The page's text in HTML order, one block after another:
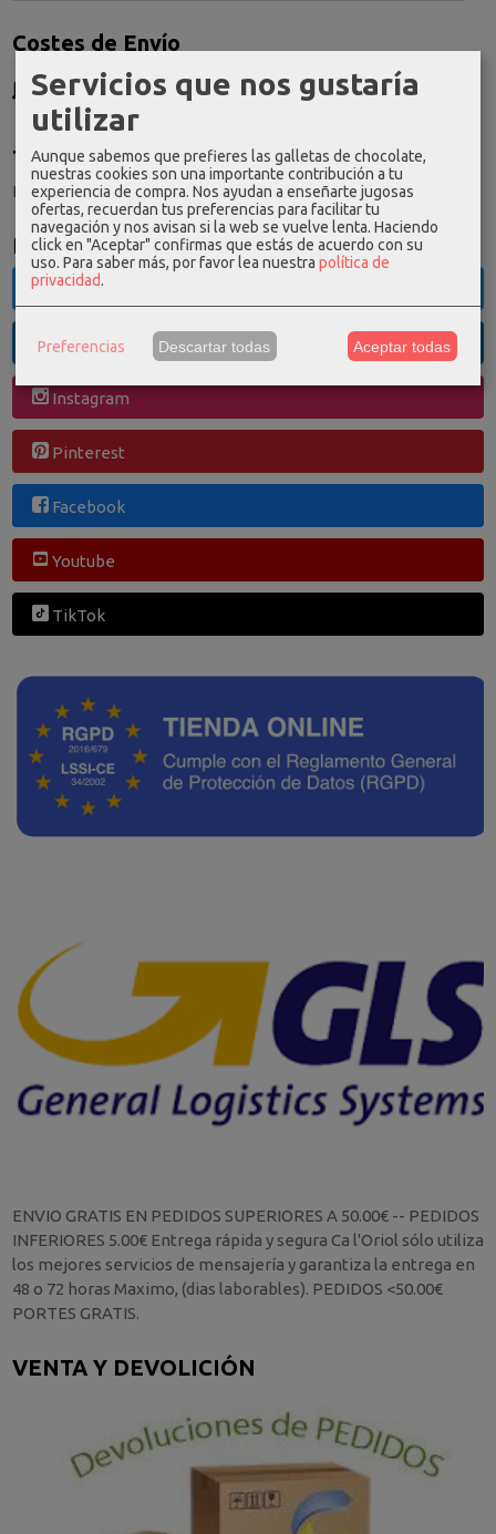
Costes de Envío
GRATIS *
Consultar Destinos
Tu Carrito (0)
El carrito de la compra está vacío
Redes Sociales
Twitter
Linkedin
Instagram
Pinterest
Facebook
Youtube
TikTok
ENVIO GRATIS EN PEDIDOS SUPERIORES A 50.00€ -- PEDIDOS
INFERIORES 5.00€ Entrega rápida y segura Ca l'Oriol sólo utiliza
los mejores servicios de mensajería y garantiza la entrega en
48 o 72 horas Maximo, (dias laborables). PEDIDOS <50.00€
PORTES GRATIS.
VENTA Y DEVOLICIÓN
Servicios que nos gustaría
utilizar
Aunque sabemos que prefieres las galletas de chocolate,
nuestras cookies son una importante contribución a tu
experiencia de compra. Nos ayudan a enseñarte jugosas
ofertas, recuerdan tus preferencias para facilitar tu
navegación y nos avisan si la web se vuelve lenta. Haciendo
click en "Aceptar" confirmas que estás de acuerdo con su
uso. Para saber más, por favor lea nuestra política de
privacidad.
Preferencias Descartar todas Aceptar todas